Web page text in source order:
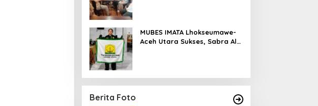
MUBES IMATA Lhokseumawe-
Aceh Utara Sukses, Sabra Al
Berita Foto